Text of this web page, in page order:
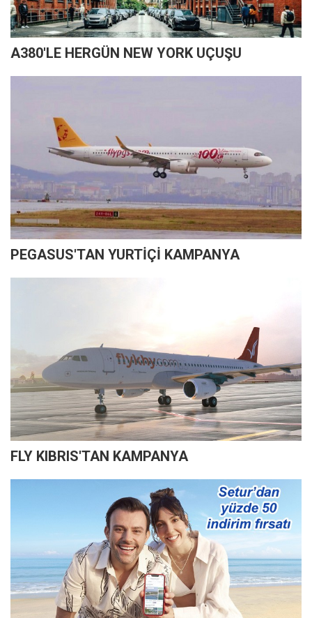
A380'LE HERGÜN NEW YORK UÇUŞU
PEGASUS'TAN YURTİÇİ KAMPANYA
FLY KIBRIS'TAN KAMPANYA